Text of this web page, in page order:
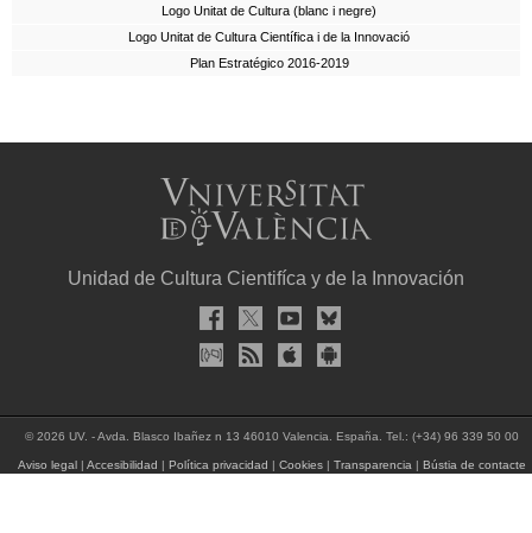
Logo Unitat de Cultura (blanc i negre)
Logo Unitat de Cultura Científica i de la Innovació
Plan Estratégico 2016-2019
Unidad de Cultura Cientifíca y de la Innovación
© 2026 UV. - Avda. Blasco Ibañez n 13 46010 Valencia. España. Tel.: (+34) 96 339 50 00
Aviso legal| Accesibilidad | Política privacidad | Cookies| Transparencia | Bústia de contacte